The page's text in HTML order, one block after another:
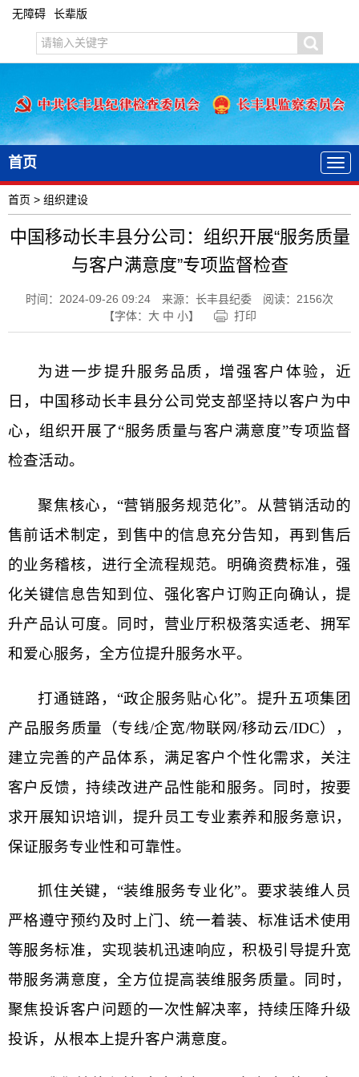
无障碍 长辈版
首页
首页 > 组织建设
中国移动长丰县分公司：组织开展“服务质量
与客户满意度”专项监督检查
时间：2024-09-26 09:24 来源：长丰县纪委 阅读： 2156次
【字体： 大 中 小】 打印
为进一步提升服务品质，增强客户体验，近
日，中国移动长丰县分公司党支部坚持以客户为中
心，组织开展了“服务质量与客户满意度”专项监督
检查活动。
聚焦核心，“营销服务规范化”。从营销活动的
售前话术制定，到售中的信息充分告知，再到售后
的业务稽核，进行全流程规范。明确资费标准，强
化关键信息告知到位、强化客户订购正向确认，提
升产品认可度。同时，营业厅积极落实适老、拥军
和爱心服务，全方位提升服务水平。
打通链路，“政企服务贴心化”。提升五项集团
产品服务质量（专线/企宽/物联网/移动云/IDC），
建立完善的产品体系，满足客户个性化需求，关注
客户反馈，持续改进产品性能和服务。同时，按要
求开展知识培训，提升员工专业素养和服务意识，
保证服务专业性和可靠性。
抓住关键，“装维服务专业化”。要求装维人员
严格遵守预约及时上门、统一着装、标准话术使用
等服务标准，实现装机迅速响应，积极引导提升宽
带服务满意度，全方位提高装维服务质量。同时，
聚焦投诉客户问题的一次性解决率，持续压降升级
投诉，从根本上提升客户满意度。